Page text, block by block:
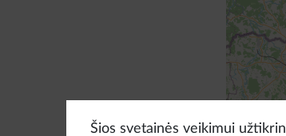
Šios svetainės veikimui